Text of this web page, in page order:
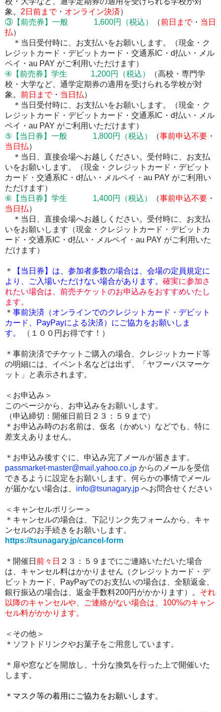
象。 2 日前まで・ オンライン決済）
③ 【前売券】 一般 1,600円 （税込） （前日まで・ 当日
払）
＊当日受付時に、お支払いをお願いします。
（現金・ク
レジットカード・デビットカード・交通系IC・d払い・メル
ペイ・au PAY がご利用いただけます）
④ 【前売券】 学生 1,200円 （税込）
（高校・専門学
校・大学など、通学定期券の適用を受けられる学校が対
象。 前日まで・ 当日払）
＊当日受付時に、お支払いをお願いします。
（現金・ク
レジットカード・デビットカード・交通系IC・d払い・メル
ペイ・au PAY がご利用いただけます）
⑤【当日券】一般 1,800円
（税込） （事前申込不要 ・
当日払）
＊当日、直接会場へお越しください。受付時に、お支払
いをお願いします。
（現金・クレジットカード・デビット
カード・交通系IC・d払い・メルペイ・au PAY がご利用い
ただけます）
⑥【当日券】学生 1,400円
（税込） （事前申込不要 ・
当日払）
＊当日、直接会場へお越しください。受付時に、お支払
いをお願いします （現金・クレジットカード・デビットカ
ード・交通系IC・d払い・メルペイ・au PAY がご利用いた
だけます）
＊ 【当日券】は、 参加者多数の場合は、会場の定員規定に
より、ご入場いただけない場合があります。 確実に参加さ
れたい場合は、前売チケットのお申込みをおすすめいたし
ます。
＊ 事前決済（オンラインでのクレジットカード・デビット
カード、PayPayによる決済）にご協力をお願いしま
す。
（１００円お得です！）
＊事前決済でチケットご購入の場合、クレジットカード等
の明細には、イベント名などは出ず、「ヤフーパスマーケ
ット」と表示されます。
＜お申込み＞
このページから、お申込みをお願いします。
（申込締切：開催日前日２３：５９まで）
＊お申込み時のお名前は、仮名（かめい）などでも、特に
差支えありません。
＊お申込み後すぐに、申込み完了メールが届きます。
passmarket-master@mail.yahoo.co.jp からのメールを受信
できるように設定をお願いします。何らかの事情でメール
が届かない場合は、 info@tsunagary.jp へお問合せください
＜キャンセルポリシー＞
＊キャンセルの場合は、下記リンク先フォームから、キャ
ンセルのお手続きをお願いします。
https://tsunagary.jp/cancel-form
＊開催日 前々日 ２３：５９までにご連絡いただいた場合
は、キャンセル料はかかりません（クレジットカード・デ
ビットカード、PayPayでのお支払いの場合は、全額返金、
銀行振込の場合は、返金手数料200円がかかります）。 それ
以降のキャンセルや、ご連絡がない場合は、100%のキャン
セル料がかかります。
＜その他＞
＊ ソフトドリンクやお菓子をご用意しています。
＊扉や窓などを開放し、十分な換気を行った上で開催いた
します。
＊ マスク等の着用にご協力をお願いします。